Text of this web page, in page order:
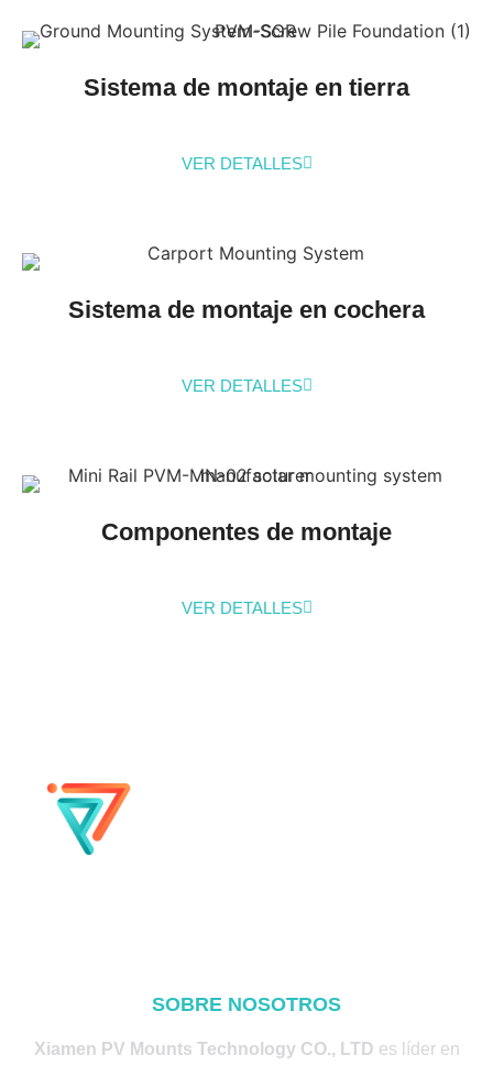
Sistema de montaje en tierra
VER DETALLES
Sistema de montaje en cochera
VER DETALLES
Componentes de montaje
VER DETALLES
SOBRE NOSOTROS
Xiamen PV Mounts Technology CO., LTD es líder en